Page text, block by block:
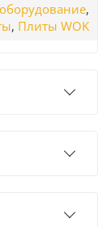
,
, Плиты WOK